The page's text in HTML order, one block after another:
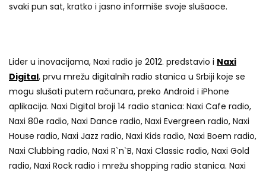
svaki pun sat, kratko i jasno informiše svoje slušaoce.
Lider u inovacijama, Naxi radio je 2012. predstavio i Naxi
Digital, prvu mrežu digitalnih radio stanica u Srbiji koje se
mogu slušati putem računara, preko Android i iPhone
aplikacija. Naxi Digital broji 14 radio stanica: Naxi Cafe radio,
Naxi 80e radio, Naxi Dance radio, Naxi Evergreen radio, Naxi
House radio, Naxi Jazz radio, Naxi Kids radio, Naxi Boem radio,
Naxi Clubbing radio, Naxi R`n`B, Naxi Classic radio, Naxi Gold
radio, Naxi Rock radio i mrežu shopping radio stanica. Naxi